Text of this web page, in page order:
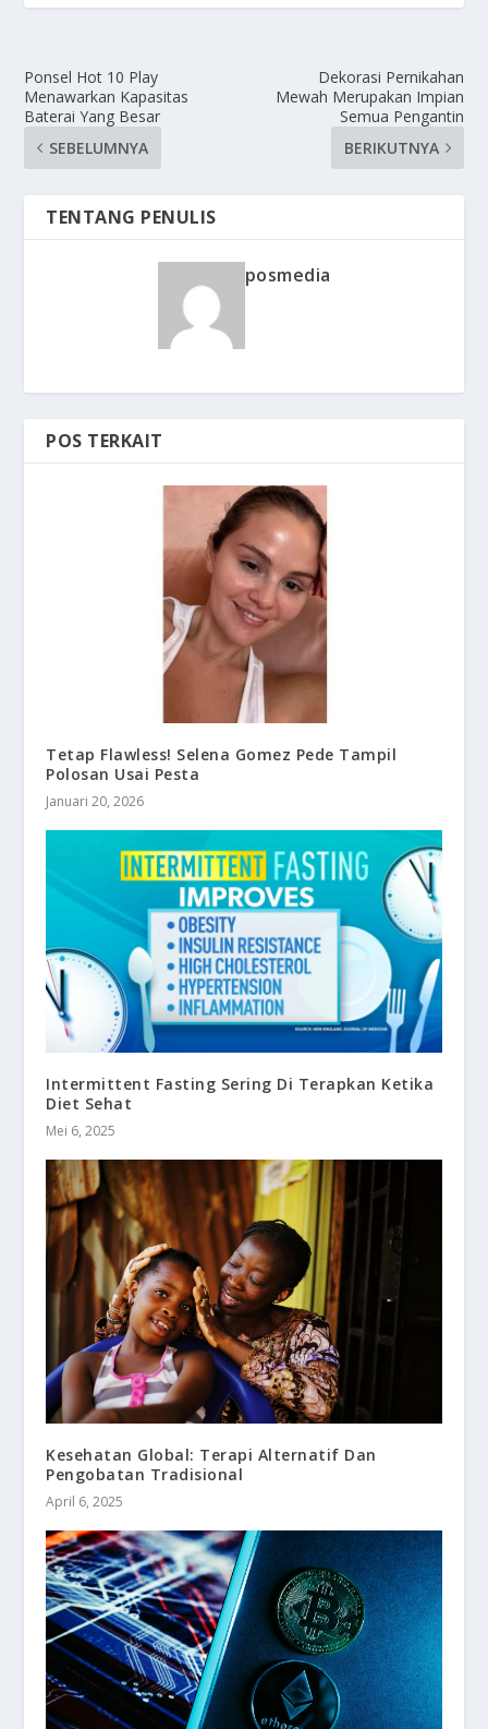
Ponsel Hot 10 Play
Menawarkan Kapasitas
Baterai Yang Besar
SEBELUMNYA
Dekorasi Pernikahan
Mewah Merupakan Impian
Semua Pengantin
BERIKUTNYA
TENTANG PENULIS
posmedia
POS TERKAIT
Tetap Flawless! Selena Gomez Pede Tampil
Polosan Usai Pesta
Januari 20, 2026
Intermittent Fasting Sering Di Terapkan Ketika
Diet Sehat
Mei 6, 2025
Kesehatan Global: Terapi Alternatif Dan
Pengobatan Tradisional
April 6, 2025